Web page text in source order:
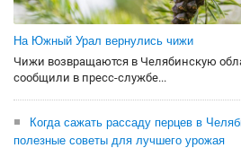
На Южный Урал вернулись чижи
Чижи возвращаются в Челябинскую
сообщили в пресс-службе...
Когда сажать рассаду перцев в
полезные советы для лучшего урожая